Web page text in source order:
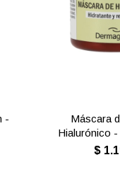
-
Máscara
Hialurónico -
$